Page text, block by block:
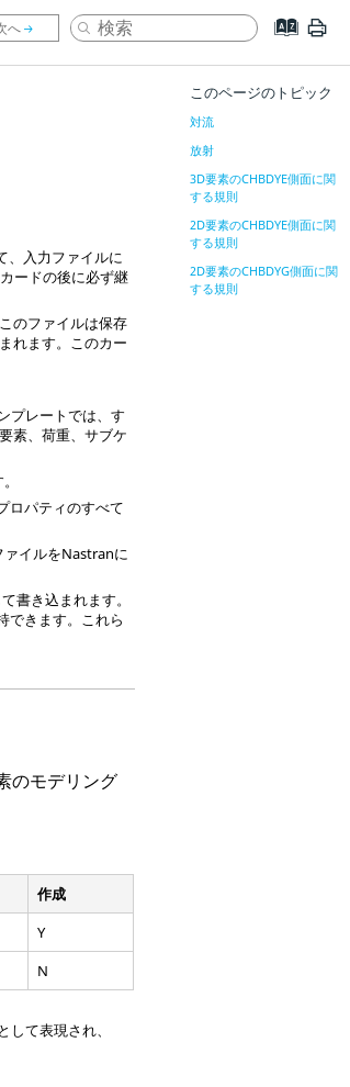
、入力ファイルに
ードの後に必ず継
のファイルは保存
れます。このカー
プレートでは、す
素、荷重、サブケ
ロパティのすべて
イルをNastranに
書き込まれます。
できます。これら
のモデリング
作成
Y
N
て表現され、
このページのトピック
対流
放射
3D要素のCHBDYE側面に関
する規則
2D要素のCHBDYE側面に関
する規則
2D要素のCHBDYG側面に関
する規則